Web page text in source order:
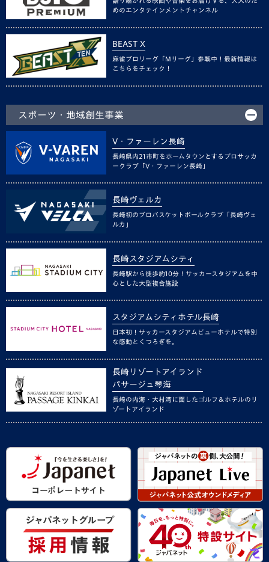
めのエンタテインメントチャンネル
BEAST X
麻雀プロリーグ「Mリーグ」参戦中！最新情報は
こちらをチェック！
スポーツ・地域創生事業
V・ファーレン長崎
長崎県内21市町をホームタウンとするプロサッカ
ークラブ「V・ファーレン長崎」
長崎ヴェルカ
長崎初のプロバスケットボールクラブ「長崎ヴェ
ルカ」
長崎スタジアムシティ
長崎駅から徒歩約10分！サッカースタジアムを中
心とした大型複合施設
スタジアムシティホテル長崎
日本初！サッカースタジアムビューホテルで特別
な感動とくつろぎを。
長崎リゾートアイランド
パサージュ琴海
長崎の内海・大村湾に面したゴルフ＆ホテルのリ
ゾートアイランド